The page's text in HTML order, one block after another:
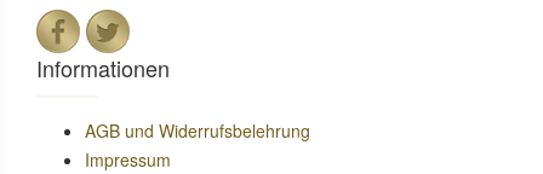
Informationen
AGB und Widerrufsbelehrung
Impressum